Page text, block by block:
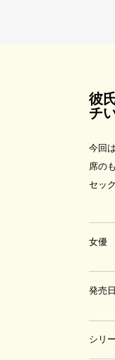
彼
チ
今回
席の
セッ
女優
発売日
シリ